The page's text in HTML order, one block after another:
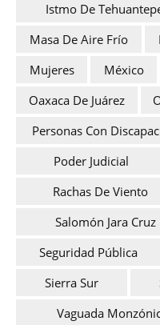
Istmo De
Masa De Aire Frío
Mujeres
México
Oaxaca De Juárez
Personas Con
Poder Judicial
Rachas De Viento
Salomón Jara Cruz
Seguridad Pública
Sierra Sur
Vaguada